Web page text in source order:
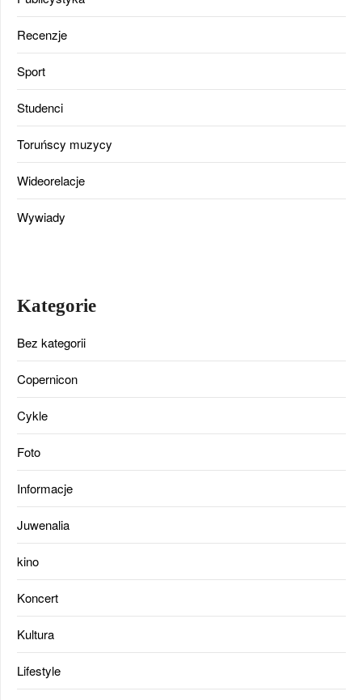
Recenzje
Sport
Studenci
Toruńscy muzycy
Wideorelacje
Wywiady
Kategorie
Bez kategorii
Copernicon
Cykle
Foto
Informacje
Juwenalia
kino
Koncert
Kultura
Lifestyle